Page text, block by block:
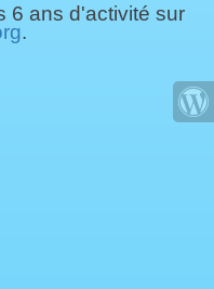
6 ans d'activité sur
.